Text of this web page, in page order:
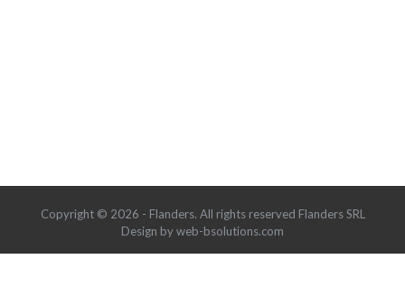
Copyright © 2026 - Flanders. All rights reserved Flanders SRL
Design by web-bsolutions.com